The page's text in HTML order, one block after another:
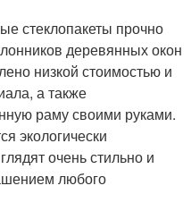
стеклопакеты прочно
деревянных окон
низкой стоимостью и
а также
раму своими руками.
экологически
очень стильно и
любого